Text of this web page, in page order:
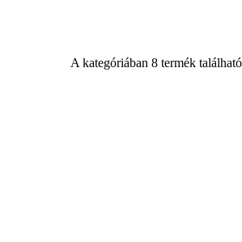
A kategóriában 8 termék